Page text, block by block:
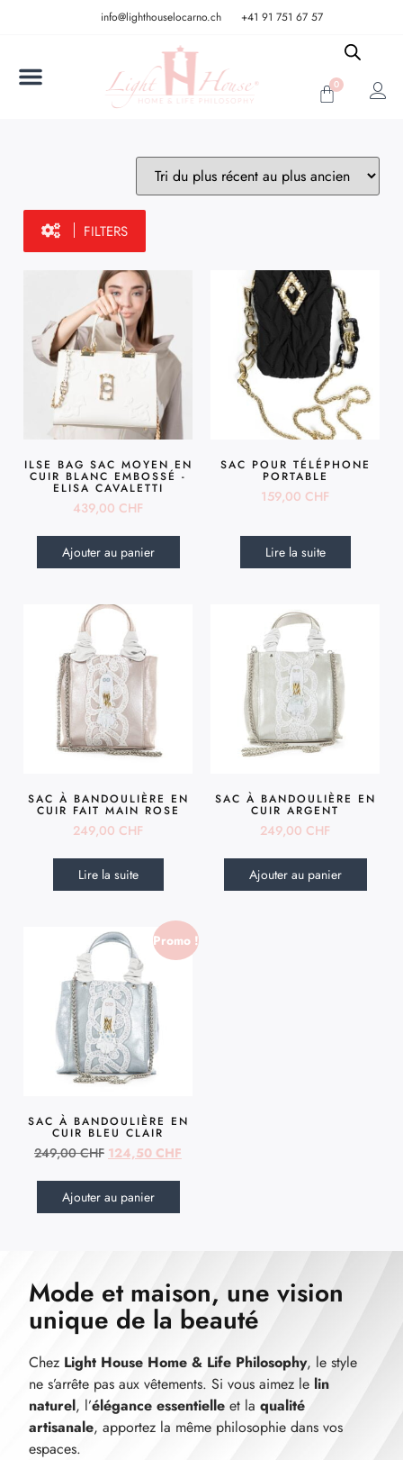
info@lighthouselocarno.ch +41 91 751 67 57
0
FILTERS
ILSE BAG SAC MOYEN EN
CUIR BLANC EMBOSSÉ -
ELISA CAVALETTI
439,00 CHF
Ajouter au panier
SAC POUR TÉLÉPHONE
PORTABLE
159,00 CHF
Lire la suite
SAC À BANDOULIÈRE EN
CUIR FAIT MAIN ROSE
249,00 CHF
Lire la suite
SAC À BANDOULIÈRE EN
CUIR ARGENT
249,00 CHF
Ajouter au panier
Promo !
SAC À BANDOULIÈRE EN
CUIR BLEU CLAIR
249,00CHF 124,50 CHF
Ajouter au panier
Mode et maison, une vision
unique de la beauté
Chez Light House Home & Life Philosophy, le style
ne s’arrête pas aux vêtements. Si vous aimez le lin
naturel, l’élégance essentielle et la qualité
artisanale, apportez la même philosophie dans vos
espaces.